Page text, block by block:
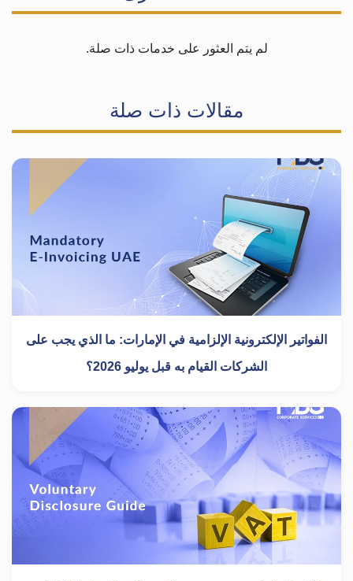
لم يتم العثور على خدمات ذات صلة.
مقالات ذات صلة
الفواتير الإلكترونية الإلزامية في الإمارات: ما الذي يجب على
الشركات القيام به قبل يوليو 2026؟